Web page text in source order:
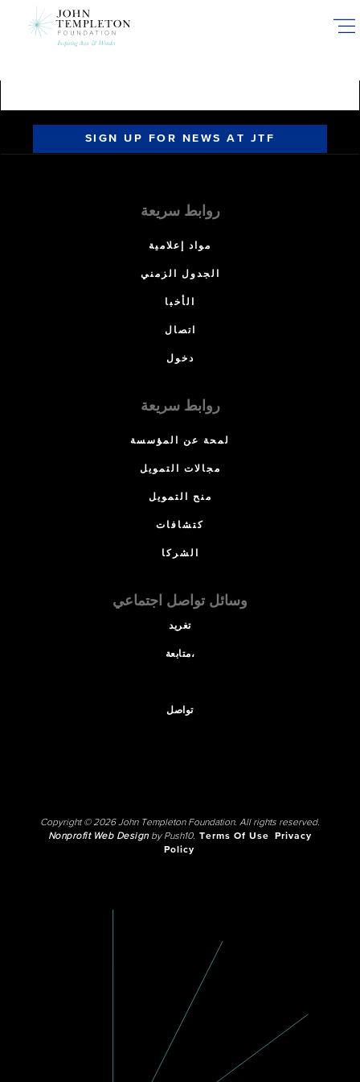
SIGN UP FOR NEWS AT JTF
روابط سريعة
مواد إعلامية
الجدول الزمني
الأخبا
اتصال
دخول
روابط سريعة
لمحة عن المؤسسة
مجالات التمويل
منح التمويل
كتشافات
الشركا
وسائل تواصل اجتماعي
تغريد
متابعة،
تواصل
Copyright © 2026 John Templeton Foundation. All rights reserved.
Nonprofit Web Designby Push10. Terms Of Use
Privacy
Policy